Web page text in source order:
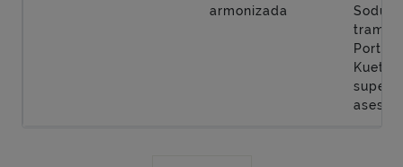
armonizada
tramo:
Kueto